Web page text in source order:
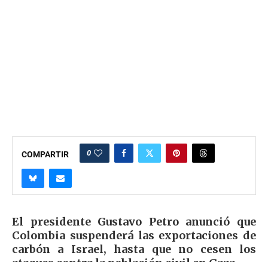
COMPARTIR 0
El presidente Gustavo Petro anunció que
Colombia suspenderá las exportaciones de
carbón a Israel, hasta que no cesen los